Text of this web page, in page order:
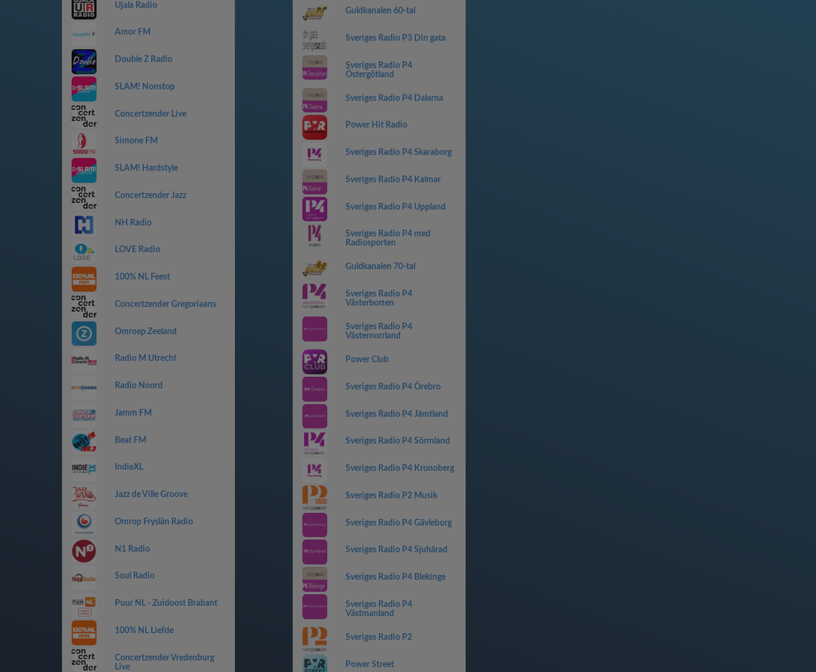
Ujala Radio
Amor FM
Double Z Radio
SLAM! Nonstop
Concertzender Live
Simone FM
SLAM! Hardstyle
Concertzender Jazz
NH Radio
LOVE Radio
100% NL Feest
Concertzender Gregoriaans
Omroep Zeeland
Radio M Utrecht
Radio Noord
Jamm FM
Beat FM
IndieXL
Jazz de Ville Groove
Omrop Fryslân Radio
N1 Radio
Soul Radio
Puur NL - Zuidoost Brabant
100% NL Liefde
Concertzender Vredenburg
Live
Guldkanalen 60-tal
Sveriges Radio P3 Din gata
Sveriges Radio P4
Östergötland
Sveriges Radio P4 Dalarna
Power Hit Radio
Sveriges Radio P4 Skaraborg
Sveriges Radio P4 Kalmar
Sveriges Radio P4 Uppland
Sveriges Radio P4 med
Radiosporten
Guldkanalen 70-tal
Sveriges Radio P4
Västerbotten
Sveriges Radio P4
Västernorrland
Power Club
Sveriges Radio P4 Örebro
Sveriges Radio P4 Jämtland
Sveriges Radio P4 Sörmland
Sveriges Radio P4 Kronoberg
Sveriges Radio P2 Musik
Sveriges Radio P4 Gävleborg
Sveriges Radio P4 Sjuhärad
Sveriges Radio P4 Blekinge
Sveriges Radio P4
Västmanland
Sveriges Radio P2
Power Street